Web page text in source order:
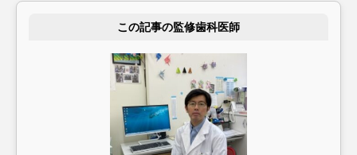
この記事の監修歯科医師